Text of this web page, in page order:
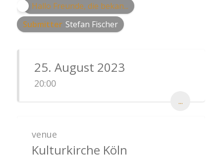
Hallo Freunde, die bekan...
Submitter Stefan Fischer
25. August 2023
20:00
...
venue
Kulturkirche Köln